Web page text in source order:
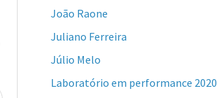
João Raone
Juliano Ferreira
Júlio Melo
Laboratório em performance 2020